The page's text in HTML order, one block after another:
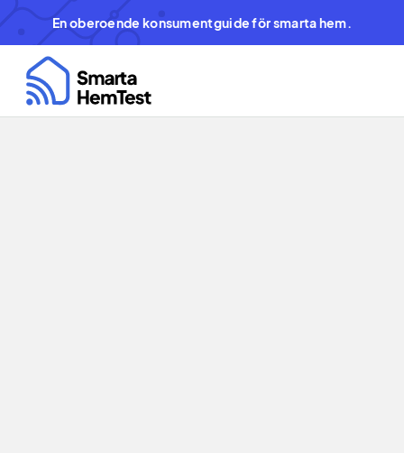
En oberoende konsumentguide för smarta hem.